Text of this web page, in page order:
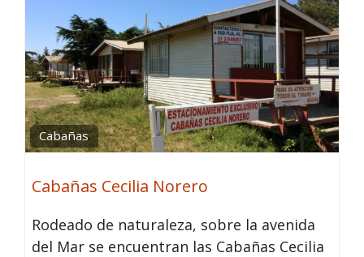
Cabañas
Cabañas Cecilia Norero
Rodeado de naturaleza, sobre la avenida
del Mar se encuentran las Cabañas Cecilia